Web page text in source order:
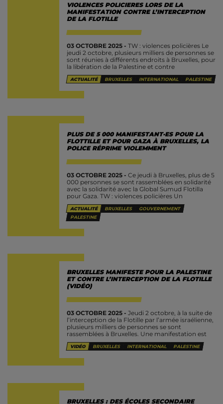
VIOLENCES POLICIERES LORS DE LA
MANIFESTATION CONTRE L’INTERCEPTION
DE LA FLOTILLE
03 OCTOBRE 2025 - TW : violences policières Le
jeudi 2 octobre, plusieurs milliers de personnes se
sont réunies à différents endroits à Bruxelles, pour
la libération de la Palestine et contre
l’interception de la...
ACTUALITÉ BRUXELLES INTERNATIONAL PALESTINE
PLUS DE 5 000 MANIFESTANT·ES POUR LA
FLOTTILLE ET POUR GAZA À BRUXELLES, LA
POLICE RÉPRIME VIOLEMMENT
03 OCTOBRE 2025 - Ce jeudi à Bruxelles, plus de 5
000 personnes se sont rassemblées en solidarité
avec la solidarité avec la Global Sumud Flotilla
pour Gaza. TW : violences policières Un
rassemblement s'est...
ACTUALITÉ BRUXELLES
GOUVERNEMENT
PALESTINE
BRUXELLES MANIFESTE POUR LA PALESTINE
ET CONTRE L’INTERCEPTION DE LA FLOTILLE
(VIDÉO)
03 OCTOBRE 2025 - Jeudi 2 octobre, à la suite de
l’interception de la Flotille par l’armée israélienne,
plusieurs milliers de personnes se sont
rassemblées à Bruxelles. Une manifestation est
partie du ministère des...
VIDÉO BRUXELLES INTERNATIONAL PALESTINE
BRUXELLES : DES ÉCOLES SECONDAIRE